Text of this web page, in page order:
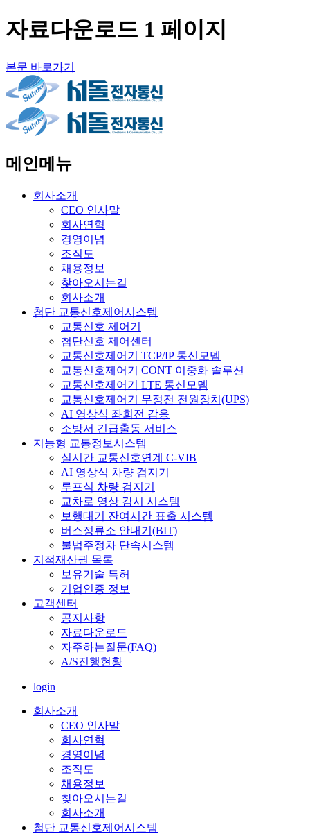
자료다운로드 1 페이지
본문 바로가기
메인메뉴
회사소개
CEO 인사말
회사연혁
경영이념
조직도
채용정보
찾아오시는길
회사소개
첨단 교통신호제어시스템
교통신호 제어기
첨단신호 제어센터
교통신호제어기 TCP/IP 통신모뎀
교통신호제어기 CONT 이중화 솔루션
교통신호제어기 LTE 통신모뎀
교통신호제어기 무정전 전원장치(UPS)
AI 영상식 좌회전 감응
소방서 긴급출동 서비스
지능형 교통정보시스템
실시간 교통신호연계 C-VIB
AI 영상식 차량 검지기
루프식 차량 검지기
교차로 영상 감시 시스템
보행대기 잔여시간 표출 시스템
버스정류소 안내기(BIT)
불법주정차 단속시스템
지적재산권 목록
보유기술 특허
기업인증 정보
고객센터
공지사항
자료다운로드
자주하는질문(FAQ)
A/S진행현황
login
회사소개
CEO 인사말
회사연혁
경영이념
조직도
채용정보
찾아오시는길
회사소개
첨단 교통신호제어시스템